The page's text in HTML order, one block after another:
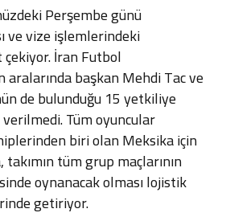
Perşembe günü
ve vize işlemlerindeki
.İran Futbol
aralarında başkan Mehdi Tac ve
de bulunduğu 15 yetkiliye
.Tüm oyuncular
biri olan Meksika için
tüm grup maçlarının
oynanacak olması lojistik
getiriyor.